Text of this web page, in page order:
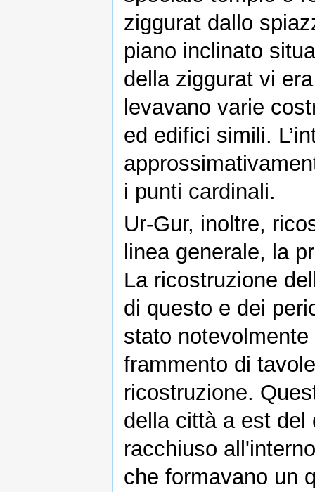
ziggurat dallo
piano inclinato
della ziggurat vi
levavano varie
ed edifici simili.
i punti cardinali.
Ur-Gur, inoltre,
linea generale, la
La ricostruzione
di questo e dei
stato
frammento di
ricostruzione.
della città a est del
racchiuso
che formavano un